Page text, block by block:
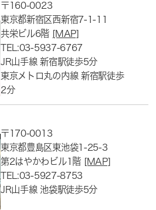
〒160-0023
東京都新宿区西新宿7-1-11
共栄ビル6階 [MAP]
TEL:03-5937-6767
JR山手線 新宿駅徒歩5分
東京メトロ丸の内線 新宿駅徒歩
2分
〒170-0013
東京都豊島区東池袋1-25-3
第2はやかわビル1階 [MAP]
TEL:03-5927-8753
JR山手線 池袋駅徒歩5分